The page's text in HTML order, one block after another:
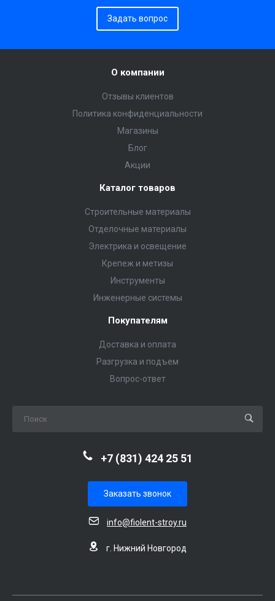
Задать вопрос
О компании
Отзывы клиентов
Политика конфиденциальности
Магазины
Блог
Акции
Каталог товаров
Строительные материалы
Отделочные материалы
Электрика и освещение
Крепеж и метизы
Инструменты
Инженерные системы
Покупателям
Доставка и оплата
Разгрузка и подъем
Вопрос-ответ
+7 (831) 424 25 51
Заказать звонок
info@fiolent-stroy.ru
г. Нижний Новгород